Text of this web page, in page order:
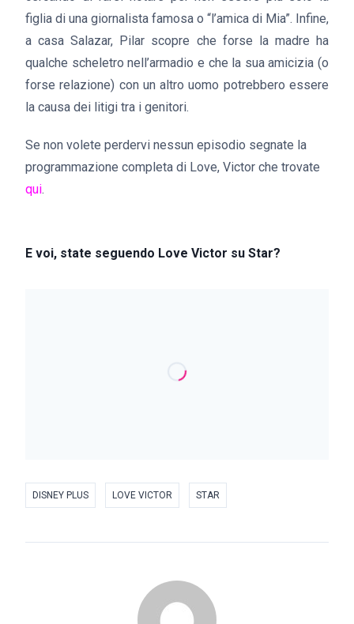
figlia di una giornalista famosa o “l’amica di Mia”. Infine,
a casa Salazar, Pilar scopre che forse la madre ha
qualche scheletro nell’armadio e che la sua amicizia (o
forse relazione) con un altro uomo potrebbero essere
la causa dei litigi tra i genitori.
Se non volete perdervi nessun episodio segnate la
programmazione completa di Love, Victor che trovate
qui.
E voi, state seguendo Love Victor su Star?
DISNEY PLUS LOVE VICTOR STAR